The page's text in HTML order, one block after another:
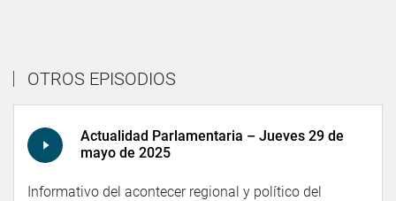
OTROS EPISODIOS
Actualidad Parlamentaria – Jueves 29 de
mayo de 2025
Informativo del acontecer regional y político del